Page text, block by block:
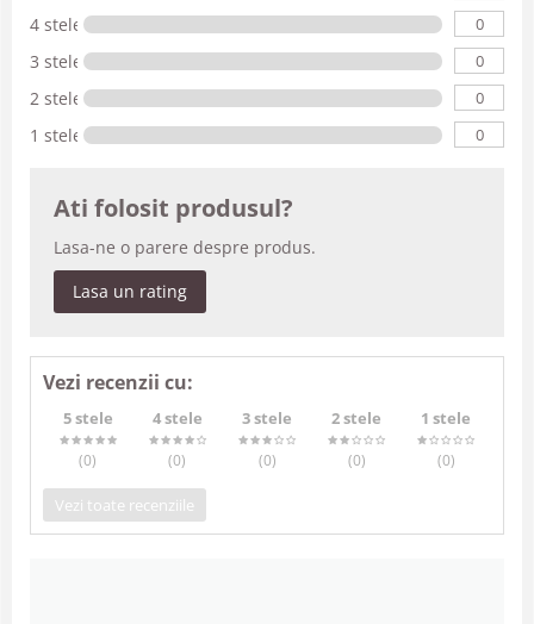
4 stele 0
3 stele 0
2 stele 0
1 stele 0
Ati folosit produsul?
Lasa-ne o parere despre produs.
Lasa un rating
Vezi recenzii cu:
5 stele
(0)
4 stele
(0)
3 stele
(0)
2 stele
(0)
1 stele
(0)
Vezi toate recenziile